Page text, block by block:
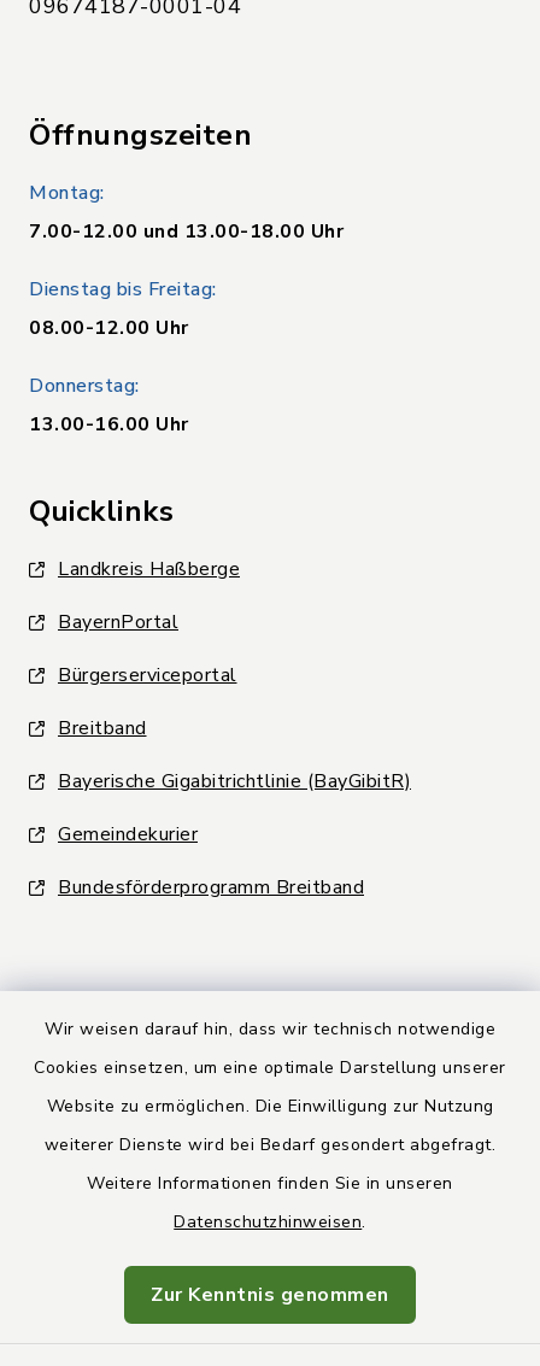
Wir weisen darauf hin, dass wir technisch notwendige
Cookies einsetzen, um eine optimale Darstellung unserer
Website zu ermöglichen. Die Einwilligung zur Nutzung
weiterer Dienste wird bei Bedarf gesondert abgefragt.
Weitere Informationen finden Sie in unseren
Datenschutzhinweisen.
Zur Kenntnis genommen
09674187-0001-04
Öffnungszeiten
Montag:
7.00-12.00 und 13.00-18.00 Uhr
Dienstag bis Freitag:
08.00-12.00 Uhr
Donnerstag:
13.00-16.00 Uhr
Quicklinks
Landkreis Haßberge
BayernPortal
Bürgerserviceportal
Breitband
Bayerische Gigabitrichtlinie (BayGibitR)
Gemeindekurier
Bundesförderprogramm Breitband
Kontakt
Datenschutz
Impressum